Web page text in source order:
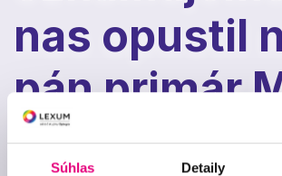
Súhlas Detaily
nas opustil
pán primár
Ján Sokolík